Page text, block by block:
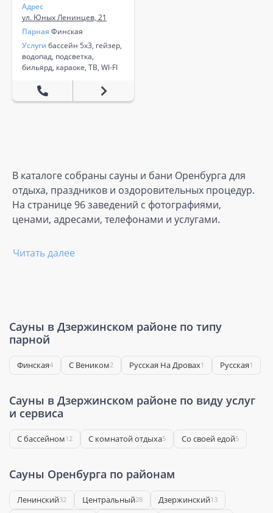
Адрес
ул. Юных Ленинцев, 21
Парная Финская
Услуги бассейн 5х3, гейзер,
водопад, подсветка,
бильярд, караоке, ТВ, WI-FI
В каталоге собраны сауны и бани Оренбурга для
отдыха, праздников и оздоровительных процедур.
На странице 96 заведений с фотографиями,
ценами, адресами, телефонами и услугами.
Читать далее
Сауны в Дзержинском районе по типу
парной
Финская4 С Веником2 Русская На Дровах1 Русская1
Сауны в Дзержинском районе по виду услуг
и сервиса
С бассейном12 С комнатой отдыха5 Со своей едой5
Сауны Оренбурга по районам
Ленинский32 Центральный28 Дзержинский13